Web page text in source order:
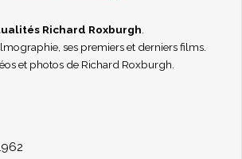
Richard Roxburgh
ses premiers et derniers films.
et photos de Richard Roxburgh.